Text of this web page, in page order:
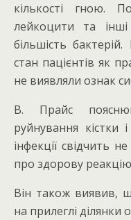
кількості гною.
лейкоцити та
більшість
стан пацієнтів як
не виявляли ознак
В. Прайс
руйнування кістки
інфекції свідчить
про здорову реакцію
Він також виявив,
на прилеглі ділянки